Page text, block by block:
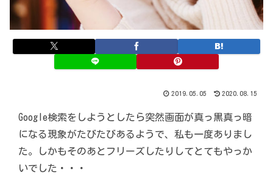
2019.05.05 2020.08.15
Google検索をしようとしたら突然画面が真っ黒真っ暗
になる現象がたびたびあるようで、私も一度ありまし
た。しかもそのあとフリーズしたりしてとてもやっか
いでした・・・